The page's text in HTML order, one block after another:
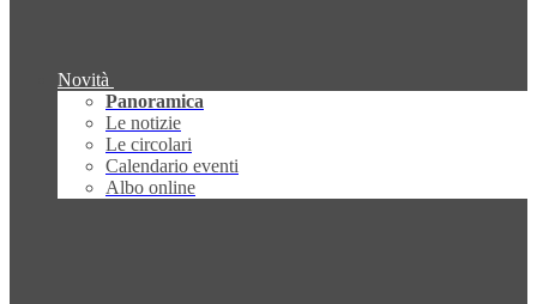
Novità
Panoramica
Le notizie
Le circolari
Calendario eventi
Albo online